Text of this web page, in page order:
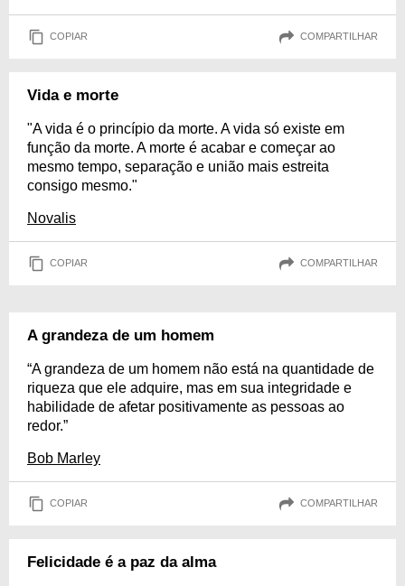
COPIAR COMPARTILHAR
Vida e morte
"A vida é o princípio da morte. A vida só existe em
função da morte. A morte é acabar e começar ao
mesmo tempo, separação e união mais estreita
consigo mesmo."
Novalis
COPIAR COMPARTILHAR
A grandeza de um homem
“A grandeza de um homem não está na quantidade de
riqueza que ele adquire, mas em sua integridade e
habilidade de afetar positivamente as pessoas ao
redor.”
Bob Marley
COPIAR COMPARTILHAR
Felicidade é a paz da alma